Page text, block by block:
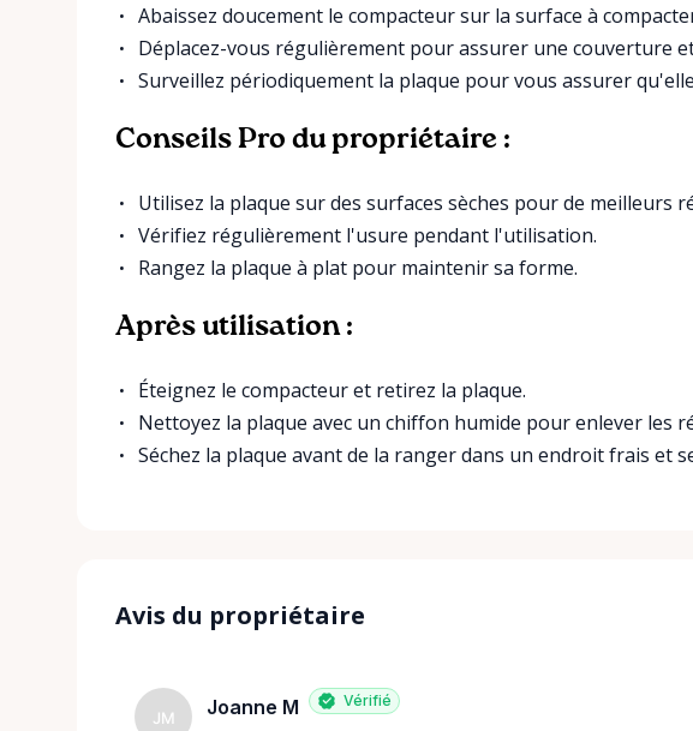
Abaissez doucement le compacteur sur la surface à
Déplacez-vous régulièrement pour assurer une couverture
Surveillez périodiquement la plaque pour vous assurer
Conseils Pro du propriétaire :
Utilisez la plaque sur des surfaces sèches pour de meilleurs
Vérifiez régulièrement l'usure pendant l'utilisation.
Rangez la plaque à plat pour maintenir sa forme.
Après utilisation :
Éteignez le compacteur et retirez la plaque.
Nettoyez la plaque avec un chiffon humide pour enlever les
Séchez la plaque avant de la ranger dans un endroit frais et
Avis du propriétaire
JM Joanne M Vérifié